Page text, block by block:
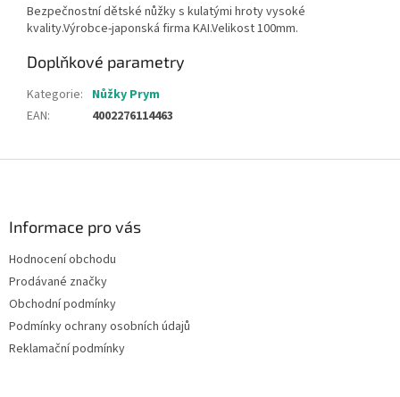
Bezpečnostní dětské nůžky s kulatými hroty vysoké
kvality.Výrobce-japonská firma KAI.Velikost 100mm.
Doplňkové parametry
Kategorie: Nůžky Prym
EAN: 4002276114463
Informace pro vás
Hodnocení obchodu
Prodávané značky
Obchodní podmínky
Podmínky ochrany osobních údajů
Reklamační podmínky